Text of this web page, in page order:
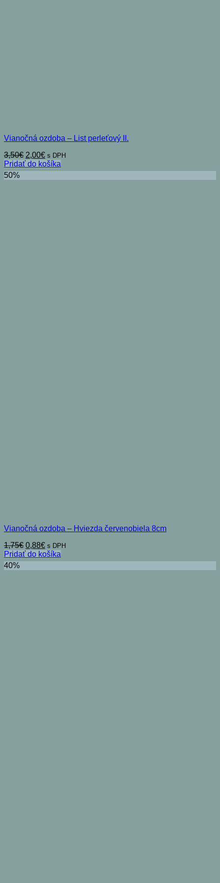
Vianočná ozdoba – List perleťový II.
3,50€ Pôvodná
cena
bola:
3,50€.
2,00€Aktuálna
cena
je:
2,00€.
s DPH
Pridať do košíka
50%
Vianočná ozdoba – Hviezda červenobiela 8cm
1,75€ Pôvodná
cena
bola:
1,75€.
0,88€Aktuálna
cena
je:
0,88€.
s DPH
Pridať do košíka
40%